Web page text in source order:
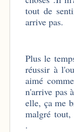
tout de
arrive pas.
Plus le
réussir à
aimé
n'arrive pas
elle, ça me
malgré
.